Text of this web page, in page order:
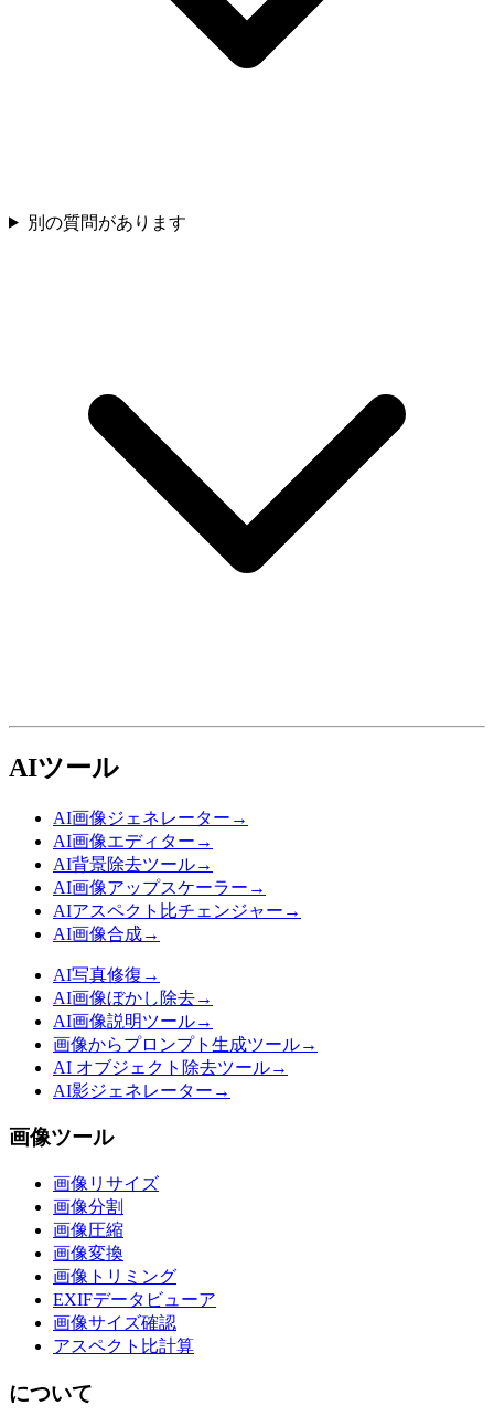
別の質問があります
AIツール
AI画像ジェネレーター →
AI画像エディター →
AI背景除去ツール→
AI画像アップスケーラー →
AIアスペクト比チェンジャー →
AI画像合成→
AI写真修復 →
AI画像ぼかし除去→
AI画像説明ツール→
画像からプロンプト生成ツール→
AI オブジェクト除去ツール→
AI影ジェネレーター →
画像ツール
画像リサイズ
画像分割
画像圧縮
画像変換
画像トリミング
EXIFデータビューア
画像サイズ確認
アスペクト比計算
について